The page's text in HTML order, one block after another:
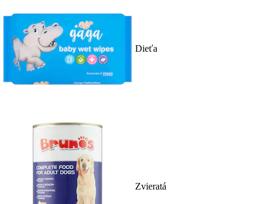
Dieťa
Zvieratá